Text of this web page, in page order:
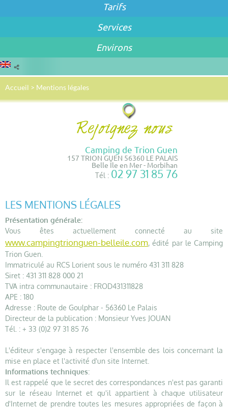
Tarifs
Services
Environs
Accueil > Mentions légales
Camping de Trion Guen
157 TRION GUEN 56360 LE PALAIS
Belle Île en Mer - Morbihan
Tél : 02 97 31 85 76
LES MENTIONS LÉGALES
Présentation générale:
Vous êtes actuellement connecté au site
www.campingtrionguen-belleile.com, édité par le Camping
Trion Guen.
Immatriculé au RCS Lorient sous le numéro 431 311 828
Siret : 431 311 828 000 21
TVA intra communautaire : FROD431311828
APE : 180
Adresse : Route de Goulphar - 56360 Le Palais
Directeur de la publication : Monsieur Yves JOUAN
Tél. : + 33 (0)2 97 31 85 76
L'éditeur s'engage à respecter l'ensemble des lois concernant la
mise en place et l'activité d'un site Internet.
Informations techniques:
Il est rappelé que le secret des correspondances n'est pas garanti
sur le réseau Internet et qu'il appartient à chaque utilisateur
d'Internet de prendre toutes les mesures appropriées de façon à